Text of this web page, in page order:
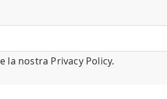
e la nostra Privacy Policy.